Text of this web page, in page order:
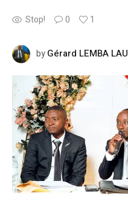
Stop! 0 1
byGérard LEMBA LAU